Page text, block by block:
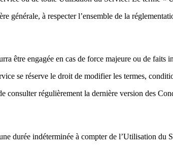
générale, à respecter l’ensemble de la
être engagée en cas de force majeure ou de faits
se réserve le droit de modifier les termes,
consulter régulièrement la dernière version des
durée indéterminée à compter de l’Utilisation du